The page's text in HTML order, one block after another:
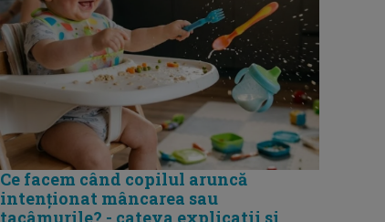
Ce facem când copilul aruncă
intenționat mâncarea sau